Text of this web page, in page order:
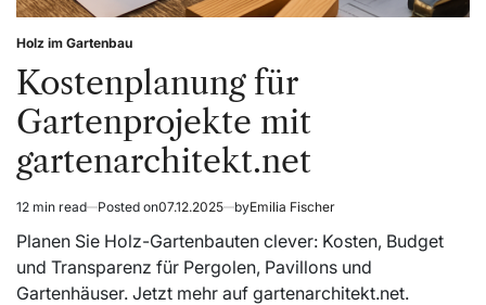
Posted
in
Holz im Gartenbau
Kostenplanung für
Gartenprojekte mit
gartenarchitekt.net
Estimated
read
time
12 min read Posted on07.12.2025 byEmilia Fischer
Planen Sie Holz-Gartenbauten clever: Kosten, Budget
und Transparenz für Pergolen, Pavillons und
Gartenhäuser. Jetzt mehr auf gartenarchitekt.net.